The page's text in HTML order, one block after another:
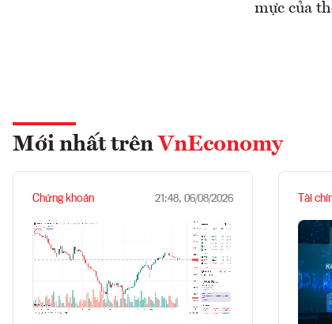
mực của
Mới nhất trên VnEconomy
Chứng khoán 21:48, 06/08/2026 Tài